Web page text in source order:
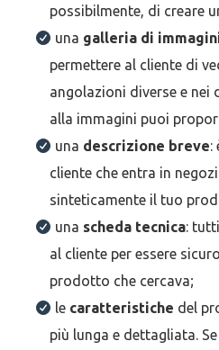
possibilmente, di creare
una galleria di
permettere al cliente di
angolazioni diverse e nei
alla immagini puoi
una descrizione breve:
cliente che entra in
sinteticamente il tuo
una scheda tecnica:
al cliente per essere
prodotto che cercava;
le caratteristiche del
più lunga e dettagliata.